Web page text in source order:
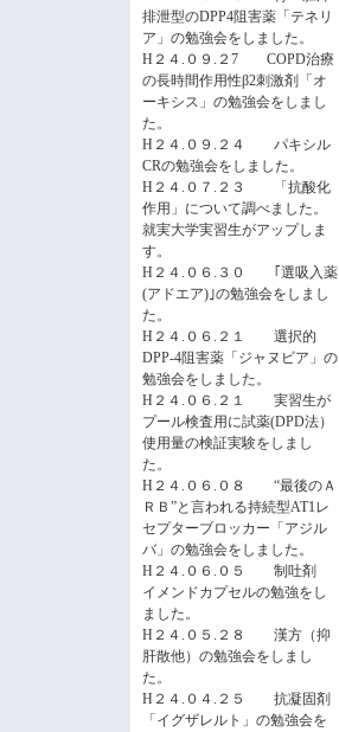
排泄型のDPP4阻害薬「テネリ
ア」の勉強会をしました。
H２４.０９.２7 COPD治療
の長時間作用性β2刺激剤「オ
ーキシス」の勉強会をしまし
た。
H２４.０９.２４ パキシル
CRの勉強会をしました。
H２４.０７.２３ 「抗酸化
作用」について調べました。
就実大学実習生がアップしま
す。
H２４.０６.３０ ｢選吸入薬
(アドエア)｣の勉強会をしまし
た。
H２４.０６.２１ 選択的
DPP-4阻害薬「ジャヌビア」の
勉強会をしました。
H２４.０６.２１ 実習生が
プール検査用に試薬(DPD法）
使用量の検証実験をしまし
た。
H２４.０６.０８ “最後のＡ
ＲＢ”と言われる持続型AT1レ
セプターブロッカー「アジル
バ」の勉強会をしました。
H２４.０６.０５ 制吐剤
イメンドカプセルの勉強をし
ました。
H２４.０５.２８ 漢方（抑
肝散他）の勉強会をしまし
た。
H２４.０４.２５ 抗凝固剤
「イグザレルト」の勉強会を